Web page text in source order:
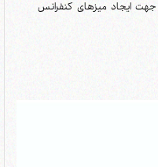
جهت ایجاد میزهای کنفرانس